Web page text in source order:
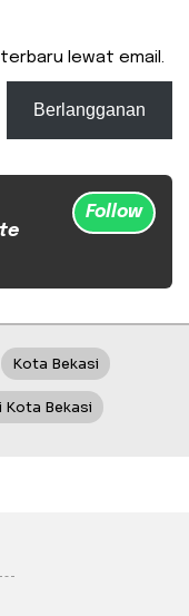
lewat email.
Berlangganan
Follow
Kota Bekasi
Kota Bekasi